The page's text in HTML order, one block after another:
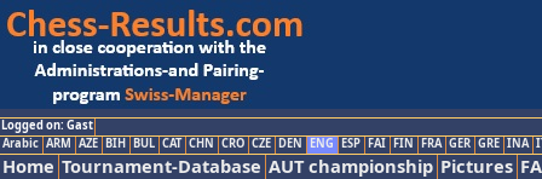
Logged on: Gast
Arabic ARM AZE BIH BUL CAT CHN CRO CZE DEN ENG ESP FAI FIN FRA GER GRE INA
Home Tournament-Database AUT championship Pictures